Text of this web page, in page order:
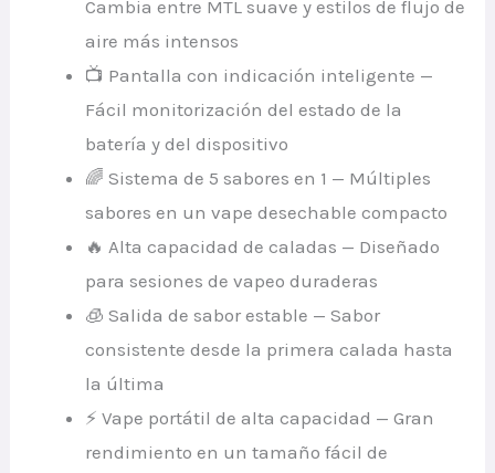
Cambia entre MTL suave y estilos de flujo de
aire más intensos
📺 Pantalla con indicación inteligente —
Fácil monitorización del estado de la
batería y del dispositivo
🌈 Sistema de 5 sabores en 1 — Múltiples
sabores en un vape desechable compacto
🔥 Alta capacidad de caladas — Diseñado
para sesiones de vapeo duraderas
🧊 Salida de sabor estable — Sabor
consistente desde la primera calada hasta
la última
⚡ Vape portátil de alta capacidad — Gran
rendimiento en un tamaño fácil de